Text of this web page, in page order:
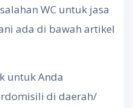
WC untuk jasa
ada di bawah artikel
untuk Anda
di daerah/